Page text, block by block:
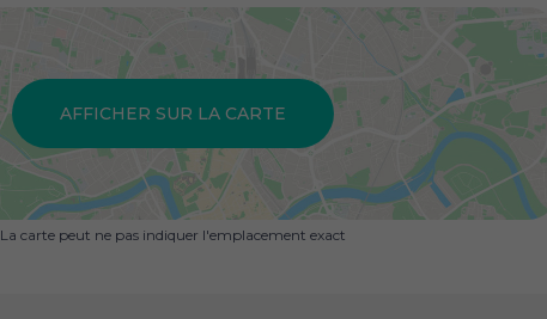
AFFICHER SUR LA CARTE
La carte peut ne pas indiquer l'emplacement exact